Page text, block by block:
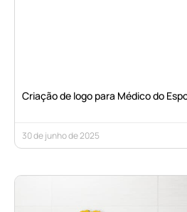
Criação de logo para Médico do
30 de junho de 2025